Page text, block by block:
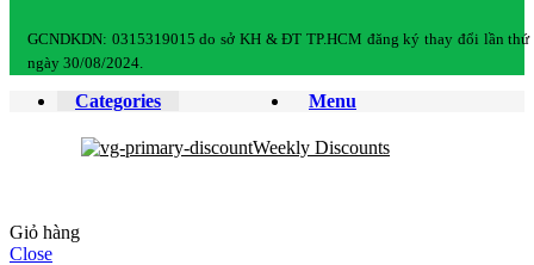
GCNDKDN: 0315319015 do sở KH & ĐT TP.HCM đăng ký thay đổi lần thứ
ngày 30/08/2024.
Menu
Categories
Weekly Discounts
Giỏ hàng
Close